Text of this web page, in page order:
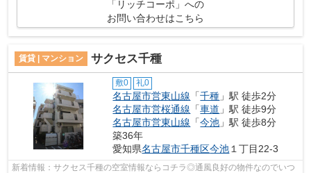
「リッチコーポ」への
お問い合わせはこちら
賃貸 | マンション サクセス千種
敷0 礼0
名古屋市営東山線 「千種 」駅 徒歩2分
名古屋市営桜通線 「車道 」駅 徒歩9分
名古屋市営東山線 「今池 」駅 徒歩8分
築36年
愛知県名古屋市千種区今池 １丁目22-3
新着情報：サクセス千種の空室情報ならコチラ◎通風良好の物件なのでいつ